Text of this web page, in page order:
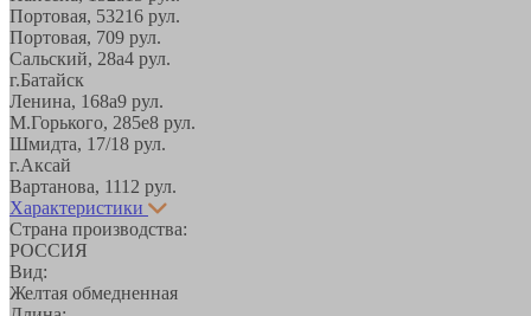
Портовая, 53216 рул.
Портовая, 709 рул.
Сальский, 28a4 рул.
г.Батайск
Ленина, 168а9 рул.
М.Горького, 285е8 рул.
Шмидта, 17/18 рул.
г.Аксай
Вартанова, 1112 рул.
Характеристики
Страна производства:
РОССИЯ
Вид:
Желтая обмедненная